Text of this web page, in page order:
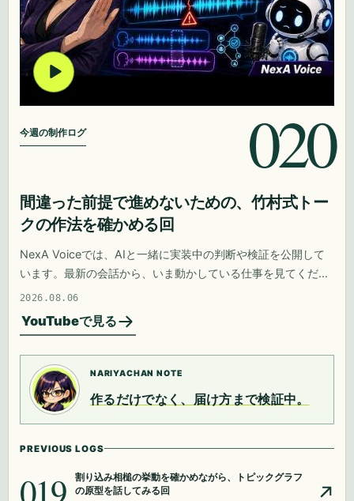
今週の制作ログ 020
間違った前提で進めないための、竹村式トー
クの作法を確かめる回
NexA Voiceでは、AIと一緒に実装中の判断や検証を公開して
います。最新の会話から、いま動かしている仕事を見てくださ
い。
2026.08.06
YouTubeで見る
NARIYACHAN NOTE
作るだけでなく、届け方まで検証中。
PREVIOUS LOGS
019
割り込み相槌の挙動を確かめながら、トピックグラフ
の原型を話してみる回